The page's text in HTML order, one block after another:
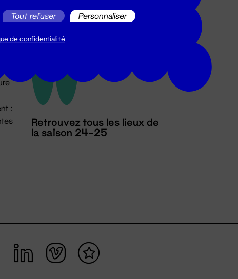
:
Retrouvez tous les lieux de
la saison 24-25
Tout refuser Personnaliser
de confidentialité